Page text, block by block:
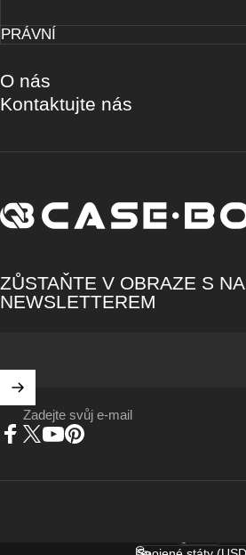
PRÁVNÍ
O nás
Kontaktujte nás
CASE·BOB
ZŮSTAŇTE V OBRAZE S
NEWSLETTEREM
Zadejte svůj e-mail
Jazyk